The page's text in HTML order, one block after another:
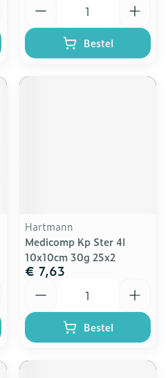
Bestel
Hartmann
Medicomp Kp Ster 4l
10x10cm 30g 25x2
€ 7,63
Bestel